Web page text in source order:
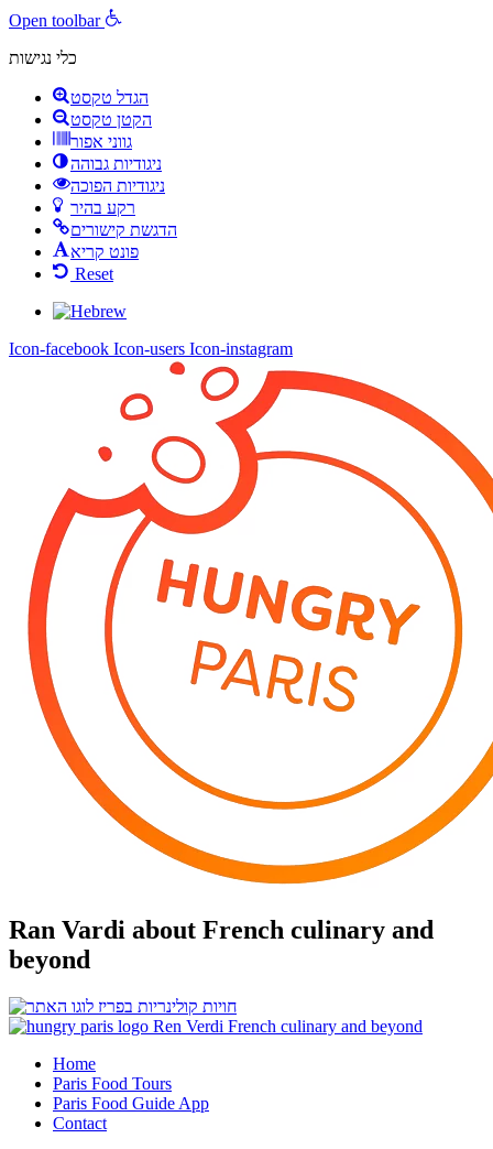
Open toolbar
כלי נגישות
הגדל טקסט
הקטן טקסט
גווני אפור
ניגודיות גבוהה
ניגודיות הפוכה
רקע בהיר
הדגשת קישורים
פונט קריא
Reset
Icon-facebook Icon-users Icon-instagram
Ran Vardi about French culinary and
beyond
Home
Paris Food Tours
Paris Food Guide App
Contact